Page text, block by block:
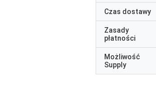
Czas dostawy
Zasady
płatności
Możliwość
Supply